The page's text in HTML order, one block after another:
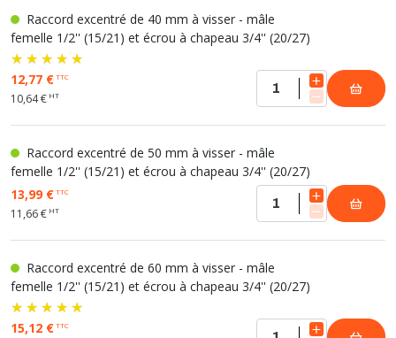
Raccord excentré de 40 mm à visser - mâle
femelle 1/2'' (15/21) et écrou à chapeau 3/4'' (20/27)
12,77 €TTC
10,64 € HT
Raccord excentré de 50 mm à visser - mâle
femelle 1/2'' (15/21) et écrou à chapeau 3/4'' (20/27)
13,99 €TTC
11,66 € HT
Raccord excentré de 60 mm à visser - mâle
femelle 1/2'' (15/21) et écrou à chapeau 3/4'' (20/27)
15,12 €TTC